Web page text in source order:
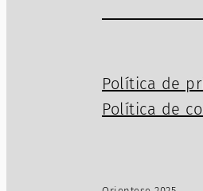
Política de
Política de